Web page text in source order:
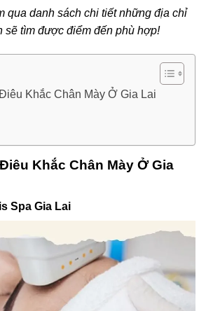
qua danh sách chi tiết những địa chỉ
sẽ tìm được điểm đến phù hợp!
Khắc Chân Mày Ở Gia Lai
Khắc Chân Mày Ở Gia
Spa Gia Lai